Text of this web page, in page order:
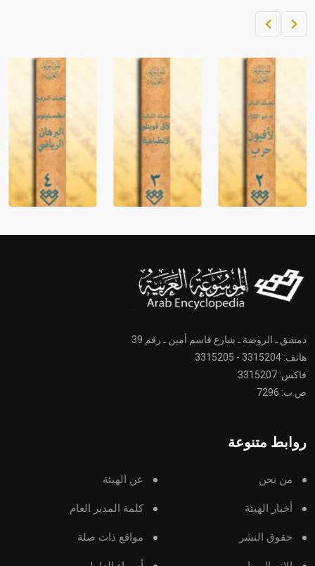
دمشق ـ الروضة ـ شارع قاسم أمين ـ رقم 39
هاتف: 3315204 - 3315205
فاكس: 3315207
ص.ب: 7296
روابط متنوعة
من نحن عن الهيئة
أخبار الهيئة كلمة المدير العام
حقوق النشر مواقع ذات صلة